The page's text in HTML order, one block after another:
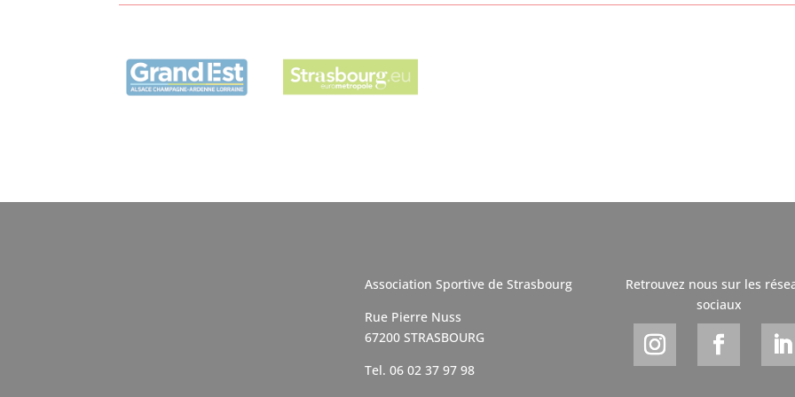
Association Sportive de Strasbourg
Rue Pierre Nuss
67200 STRASBOURG
Tel. 06 02 37 97 98
Retrouvez nous sur les
sociaux